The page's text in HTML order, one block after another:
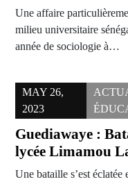
Une affaire
milieu universitaire
année de sociologie à…
MAY 26,
2023
Guediawaye :
lycée Limamou
Une bataille s’est